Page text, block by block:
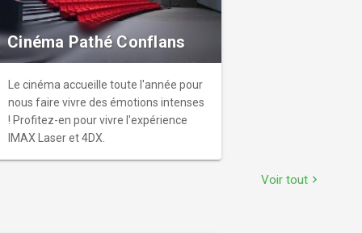
Cinéma Pathé Conflans
Le cinéma accueille toute l'année pour
nous faire vivre des émotions intenses
! Profitez-en pour vivre l'expérience
IMAX Laser et 4DX.
Voir tout chevron_right